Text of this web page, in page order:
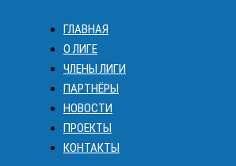
ГЛАВНАЯ
О ЛИГЕ
ЧЛЕНЫ ЛИГИ
ПАРТНЁРЫ
НОВОСТИ
ПРОЕКТЫ
КОНТАКТЫ